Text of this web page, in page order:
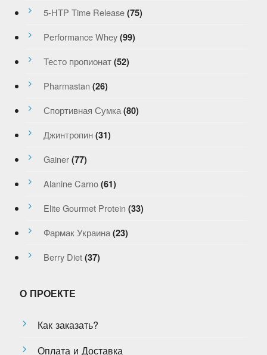
5-HTP Time Release (75)
Performance Whey (99)
Тесто пропионат (52)
Pharmastan (26)
Спортивная Сумка (80)
Джинтропин (31)
Gainer (77)
Alanine Carno (61)
Elite Gourmet Protein (33)
Фармак Украина (23)
Berry Diet (37)
О ПРОЕКТЕ
Как заказать?
Оплата и Доставка